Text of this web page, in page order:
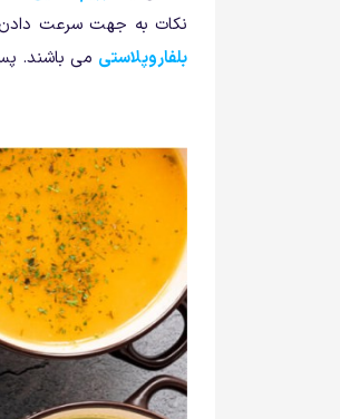
نکات به جهت سرعت
بلفاروپلاستی می باشند.